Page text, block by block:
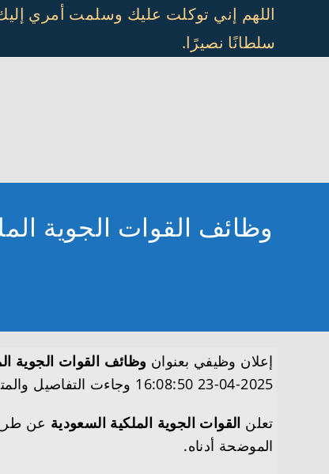
content
اللهم إني توكلت عليك وسلمت أمري
سلطانًا نصيرًا.
وظائف القوات الجوية
إعلان وظيفي بعنوان وظائف القوات الجوية
2025-04-23 16:08:50 وجاءت التفاصيل والمتطلبات وطريقة التقديم على النحو التالي
تعلن القوات الجوية الملكية السعودية عن طرح
الموضحة أدناه.